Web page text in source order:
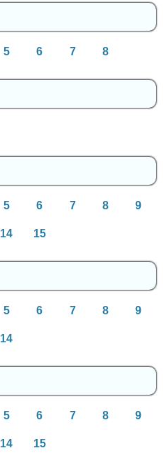
5 6 7 8
5 6 7 8 9
14 15
5 6 7 8 9
14
5 6 7 8 9
14 15